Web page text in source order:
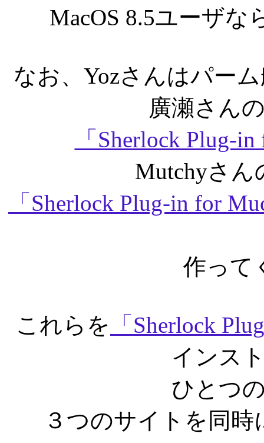
MacOS 8.5ユーザ
なお、Yozさんはパー
廣瀬さん
「Sherlock Plug-
Mutchyさ
「Sherlock Plug-in for
作って
これらを
「Sherlock
インス
ひとつ
３つのサイトを同